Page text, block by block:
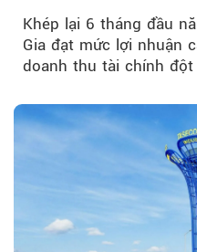
Khép lại 6 tháng đầu
Gia đạt mức lợi nhuận
doanh thu tài chính